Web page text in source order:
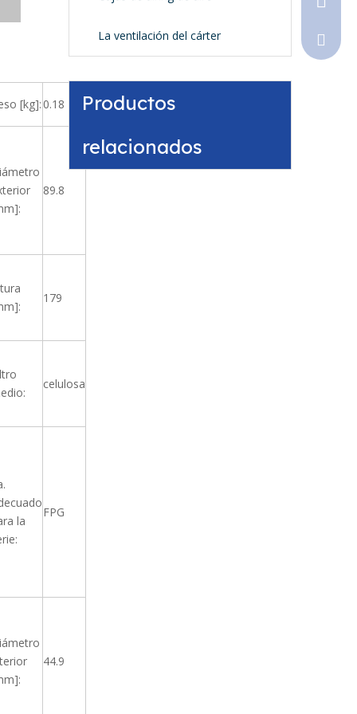
[kg]: 0.18
89.8
179
celulosa
la
FPG
44.9
La ventilación del cárter
Productos
relacionados